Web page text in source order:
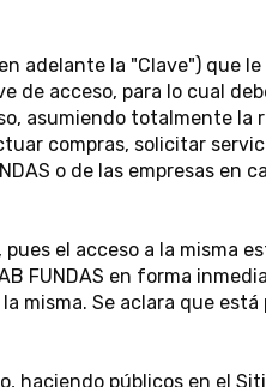
adelante la "Clave") que
de acceso, para lo cual
asumiendo totalmente
compras, solicitar
o de las empresas
el acceso a la misma
FUNDAS en forma
misma. Se aclara que
haciendo públicos en el